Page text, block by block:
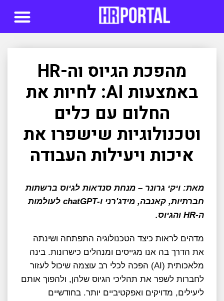
מהפכת הגיוס וה-HR
באמצעות AI: לחיות את
החלום עם כלים
וטכנולוגיות שישפרו את
איכות ויעילות העבודה
מאת: ויקי גרונר – מנחת סנדאות לגיוס ברשתות
חברתיות, קאנבה, מידג'רני ו-chatGPT לעולמות
ה-HR והגיוס.
מדהים לראות כיצד הטכנולוגיה התפתחה ושינתה
את הדרך בה אנו מגייסים ומנהלים כישרונות. בינה
מלאכותית (AI) הפכה לכלי רב עוצמה שיכול לעזור
לחברות לשפר את תהליכי הגיוס שלהן, ולהפוך אותם
ליעילים, מדויקים ואפקטיביים יותר. בחודשיים